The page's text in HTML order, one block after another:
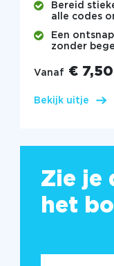
Bereid
alle codes
Een
zonder
Vanaf € 7,50
Bekijk uitje
Zie je
het